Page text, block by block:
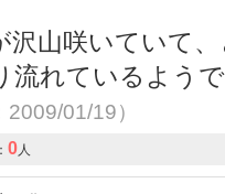
沢山咲いていて
流れているよう
01/19）
0 人